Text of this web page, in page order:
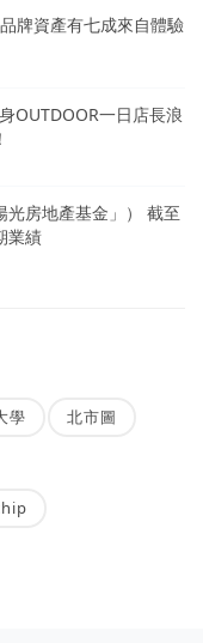
牌資產有七成來自體驗
OUTDOOR一日店長浪
光房地產基金」） 截至
業績
學 北市圖